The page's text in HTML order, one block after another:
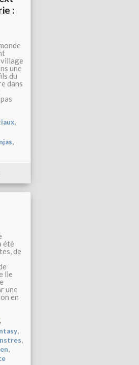
:
village
une
du
dans
,
,
été
de
lie
une
en
,
,
,
,